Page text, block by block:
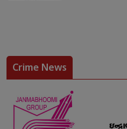
Crime News